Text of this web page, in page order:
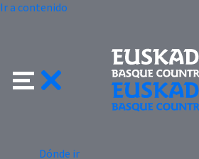
Ir a contenido
Dónde ir